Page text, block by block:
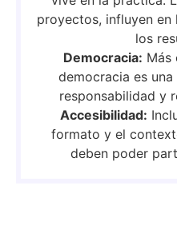
proyectos, influyen en
los
Democracia: Más
democracia es
responsabilidad y
Accesibilidad:
formato y el
deben poder